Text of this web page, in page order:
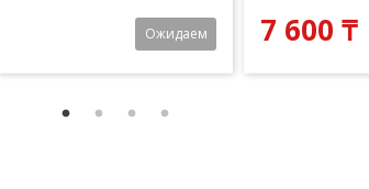
Ожидаем 7 600 ₸